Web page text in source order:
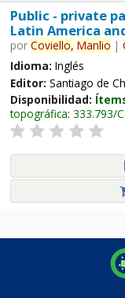
Public - private
Latin America
por Coviello, Manlio |
Idioma: Inglés
Editor: Santiago de
Disponibilidad:
topográfica: 333.793/